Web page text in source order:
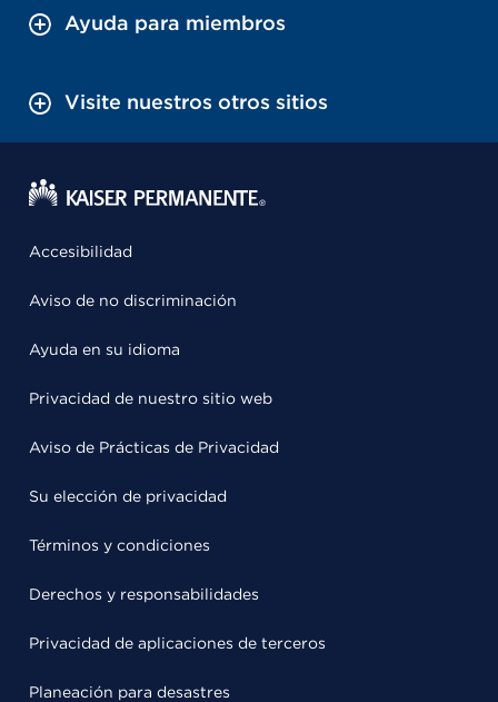
Ayuda para miembros
Visite nuestros otros sitios
Accesibilidad
Aviso de no discriminación
Ayuda en su idioma
Privacidad de nuestro sitio web
Aviso de Prácticas de Privacidad
Su elección de privacidad
Términos y condiciones
Derechos y responsabilidades
Privacidad de aplicaciones de terceros
Planeación para desastres